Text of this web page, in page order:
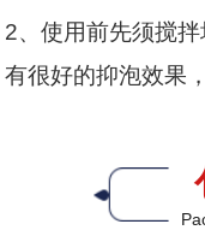
2、使用前先须搅
有很好的抑泡效果